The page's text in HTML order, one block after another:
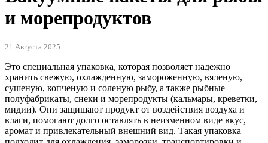
и морепродуктов
21 Августа 2025
Это специальная упаковка, которая позволяет надежно
хранить свежую, охлажденную, замороженную, вяленую,
сушеную, копченую и соленую рыбу, а также рыбные
полуфабрикаты, снеки и морепродукты (кальмары, креветки,
мидии). Они защищают продукт от воздействия воздуха и
влаги, помогают долго оставлять в неизменном виде вкус,
аромат и привлекательный внешний вид. Такая упаковка